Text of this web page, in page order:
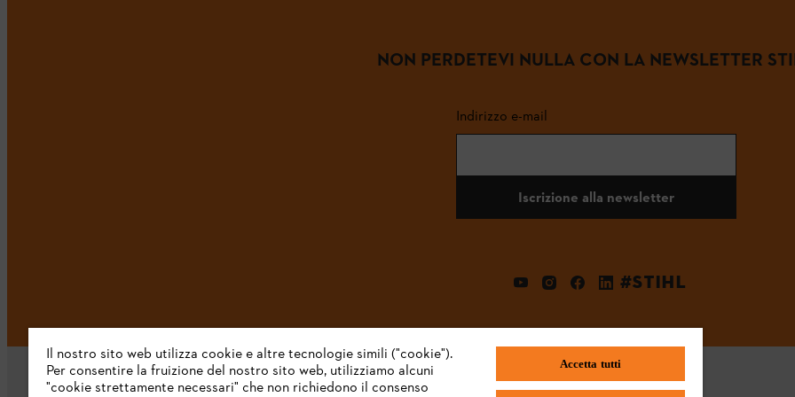
NON PERDETEVI NULLA CON LA NEWSLETTER
Indirizzo e-mail
Iscrizione alla newsletter
#STIHL
Il nostro sito web utilizza cookie e altre tecnologie simili ("cookie").
Per consentire la fruizione del nostro sito web, utilizziamo alcuni
"cookie strettamente necessari" che non richiedono il consenso
Accetta tutti